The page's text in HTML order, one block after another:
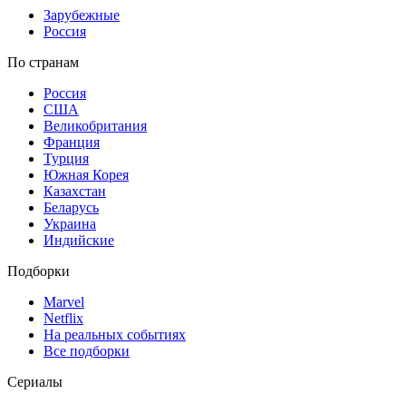
Зарубежные
Россия
По странам
Россия
США
Великобритания
Франция
Турция
Южная Корея
Казахстан
Беларусь
Украина
Индийские
Подборки
Marvel
Netflix
На реальных событиях
Все подборки
Сериалы